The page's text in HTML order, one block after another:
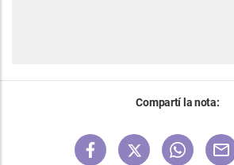
Compartí la nota: